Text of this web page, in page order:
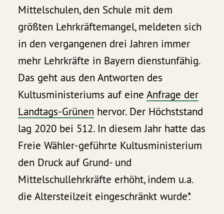
Mittelschulen, den Schule mit dem
größten Lehrkräftemangel, meldeten sich
in den vergangenen drei Jahren immer
mehr Lehrkräfte in Bayern dienstunfähig.
Das geht aus den Antworten des
Kultusministeriums auf eineAnfrage der
Landtags-Grünen hervor. Der Höchststand
lag 2020 bei 512. In diesem Jahr hatte das
Freie Wähler-geführte Kultusministerium
den Druck auf Grund- und
Mittelschullehrkräfte erhöht, indem u.a.
die Altersteilzeit eingeschränkt wurde*.